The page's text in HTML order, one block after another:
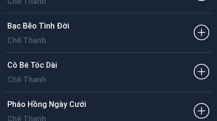
Bạc Bẽo Tình Đời
Chế Thanh
Cô Bé Tóc Dài
Chế Thanh
Pháo Hồng Ngày Cưới
Chế Thanh